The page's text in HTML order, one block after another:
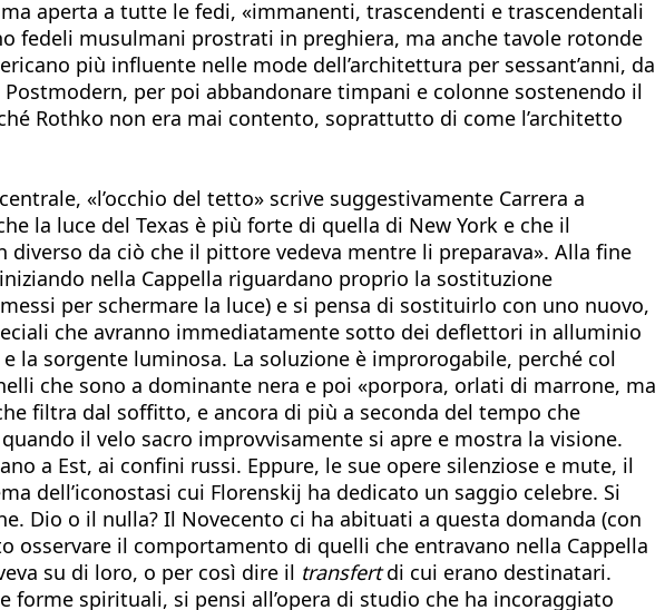
aperta a tutte le fedi, «immanenti, trascendenti e trascendentali
fedeli musulmani prostrati in preghiera, ma anche tavole rotonde
più influente nelle mode dell’architettura per sessant’anni, da
per poi abbandonare timpani e colonne sostenendo il
Rothko non era mai contento, soprattutto di come l’architetto
«l’occhio del tetto» scrive suggestivamente Carrera a
la luce del Texas è più forte di quella di New York e che il
da ciò che il pittore vedeva mentre li preparava». Alla fine
nella Cappella riguardano proprio la sostituzione
per schermare la luce) e si pensa di sostituirlo con uno nuovo,
che avranno immediatamente sotto dei deflettori in alluminio
la sorgente luminosa. La soluzione è improrogabile, perché col
che sono a dominante nera e poi «porpora, orlati di marrone, ma
filtra dal soffitto, e ancora di più a seconda del tempo che
il velo sacro improvvisamente si apre e mostra la visione.
a Est, ai confini russi. Eppure, le sue opere silenziose e mute, il
dell’iconostasi cui Florenskij ha dedicato un saggio celebre. Si
Dio o il nulla? Il Novecento ci ha abituati a questa domanda (con
osservare il comportamento di quelli che entravano nella Cappella
su di loro, o per così dire il transfertdi cui erano destinatari.
spirituali, si pensi all’opera di studio che ha incoraggiato